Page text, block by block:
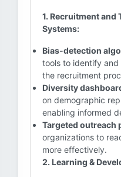
1. Recruitment and
Systems:
Bias-detection
tools to identify and
the recruitment
Diversity
on demographic
enabling informed
Targeted outreach
organizations to
more effectively.
2. Learning &